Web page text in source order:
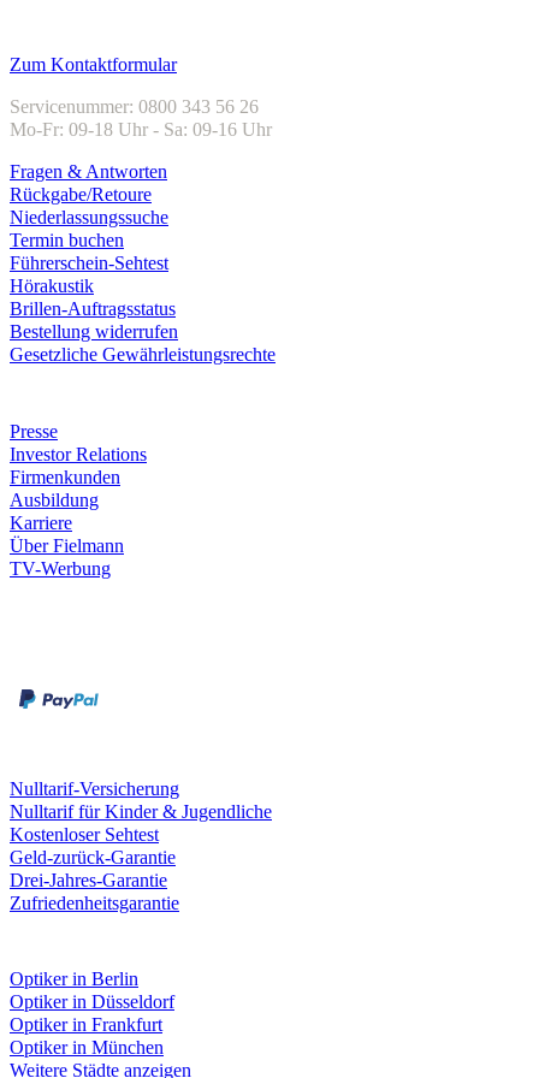
Zum Kontaktformular
Servicenummer: 0800 343 56 26
Mo-Fr: 09-18 Uhr - Sa: 09-16 Uhr
Fragen & Antworten
Rückgabe/Retoure
Niederlassungssuche
Termin buchen
Führerschein-Sehtest
Hörakustik
Brillen-Auftragsstatus
Bestellung widerrufen
Gesetzliche Gewährleistungsrechte
Presse
Investor Relations
Firmenkunden
Ausbildung
Karriere
Über Fielmann
TV-Werbung
Nulltarif-Versicherung
Nulltarif für Kinder & Jugendliche
Kostenloser Sehtest
Geld-zurück-Garantie
Drei-Jahres-Garantie
Zufriedenheitsgarantie
Optiker in Berlin
Optiker in Düsseldorf
Optiker in Frankfurt
Optiker in München
Weitere Städte anzeigen